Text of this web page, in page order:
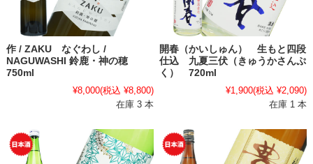
作 / ZAKU なぐわし /
NAGUWASHI 鈴鹿・神の穂
750ml
¥8,000(税込 ¥8,800)
在庫 3 本
開春（かいしゅん） 生もと四段
仕込 九夏三伏（きゅうかさんぷ
く） 720ml
¥1,900(税込 ¥2,090)
在庫 1 本